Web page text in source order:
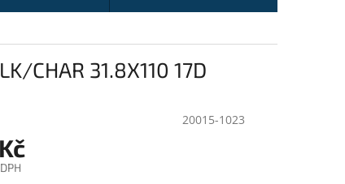
CHAR 31.8X110 17D
20015-1023